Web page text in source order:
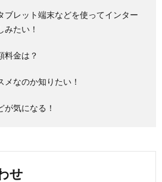
ブレット端末などを使ってインター
みたい！
料金は？
メなのか知りたい！
が気になる！
せ